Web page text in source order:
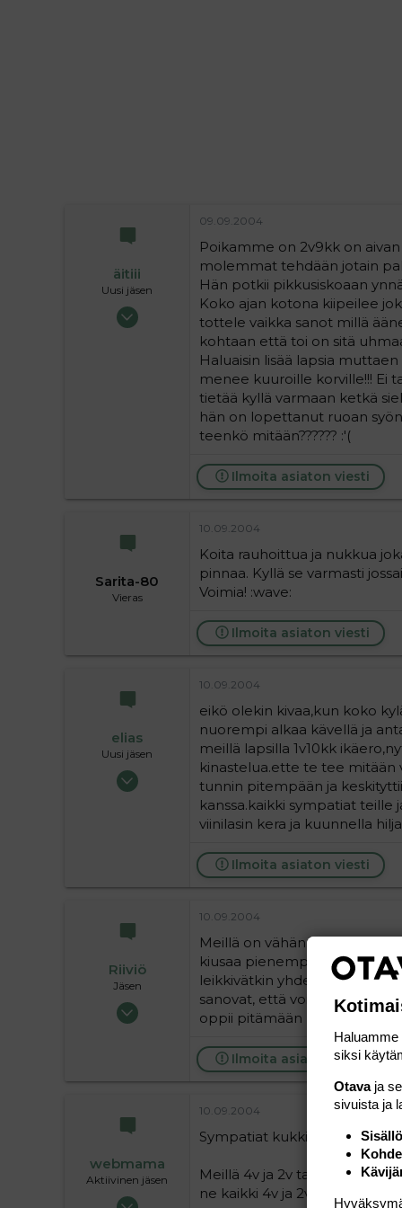
äitiii
Uusi jäsen
09.09.2004
09.09.2004
Poikamme on 2v9kk on
molemmat tehdään jotain
Hän potkii pikkusiskoaan
Koko ajan kotona kiipeilee
tottele vaikka sanot millä
kohtaan että toi on sitä
Haluaisin lisää lapsia
menee kuuroille korville!!! Ei
tietää kyllä varmaan ketkä
hän on lopettanut ruoan
teenkö mitään?????? :'(
Ilmoita asiaton viesti
Sarita-80
Vieras
10.09.2004
Koita rauhoittua ja nukkua
pinnaa. Kyllä se varmasti
Voimia! :wave:
Ilmoita asiaton viesti
elias
Uusi jäsen
09.09.2004
10.09.2004
eikö olekin kivaa,kun koko
nuorempi alkaa kävellä ja
meillä lapsilla 1v10kk
kinastelua.ette te tee mitään
tunnin pitempään ja
kanssa.kaikki sympatiat
viinilasin kera ja kuunnella
Ilmoita asiaton viesti
Riiviö
Jäsen
10.09.2004
10.09.2004
Meillä on vähän yli
kiusaa pienempää, potkii,
leikkivätkin yhdessä, mutta
sanovat, että voimia! Kuuluu
oppii pitämään puoliaan. No
Ilmoita asiaton viesti
webmama
Aktiivinen jäsen
18.05.2004
10.09.2004
Sympatiat kukkien kera
Meillä 4v ja 2v tappelee ja
ne kaikki 4v ja 2v nätisti leiki
Haluamme
siksi
Otavaja
sivuista ja